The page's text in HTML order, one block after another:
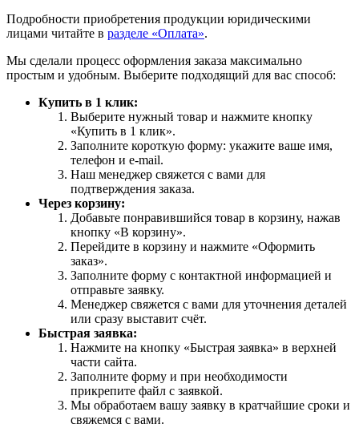
Подробности приобретения продукции юридическими
лицами читайте в разделе «Оплата».
Мы сделали процесс оформления заказа максимально
простым и удобным. Выберите подходящий для вас способ:
Купить в 1 клик:
Выберите нужный товар и нажмите кнопку
«Купить в 1 клик».
Заполните короткую форму: укажите ваше имя,
телефон и e-mail.
Наш менеджер свяжется с вами для
подтверждения заказа.
Через корзину:
Добавьте понравившийся товар в корзину, нажав
кнопку «В корзину».
Перейдите в корзину и нажмите «Оформить
заказ».
Заполните форму с контактной информацией и
отправьте заявку.
Менеджер свяжется с вами для уточнения деталей
или сразу выставит счёт.
Быстрая заявка:
Нажмите на кнопку «Быстрая заявка» в верхней
части сайта.
Заполните форму и при необходимости
прикрепите файл с заявкой.
Мы обработаем вашу заявку в кратчайшие сроки и
свяжемся с вами.